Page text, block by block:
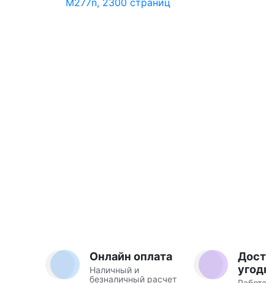
Онлайн оплата
Наличный и
безналичный расчет